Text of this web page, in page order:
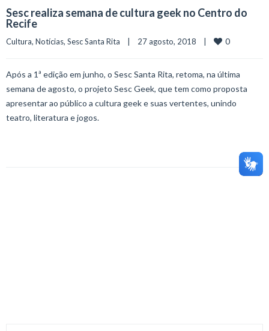
Sesc realiza semana de cultura geek no Centro do
Recife
Cultura, Notícias, Sesc Santa Rita
    |    27 agosto, 2018    |
0
Após a 1ª edição em junho, o Sesc Santa Rita, retoma, na última
semana de agosto, o projeto Sesc Geek, que tem como proposta
apresentar ao público a cultura geek e suas vertentes, unindo
teatro, literatura e jogos.